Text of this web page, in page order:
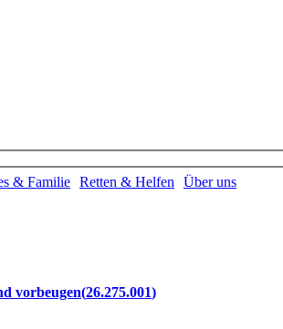
& Familie Retten & Helfen Über uns
vorbeugen 26.275.001